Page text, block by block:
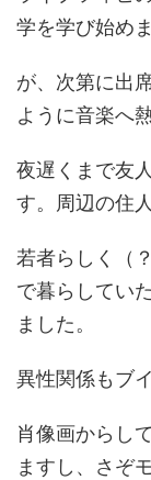
学を学び始め
が、次第に出
ように音楽へ熱
夜遅くまで友
す。周辺の住
若者らしく（
で暮らしてい
ました。
異性関係もブ
肖像画からし
ますし、さぞ